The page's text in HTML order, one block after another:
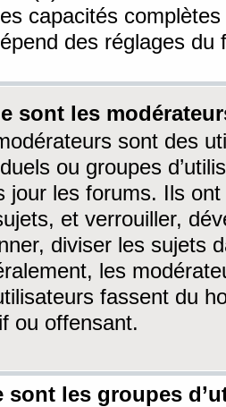
capacités
des réglages du
sont les
sont des
ou groupes
jour les forums. Ils ont
et verrouiller,
diviser les sujets
les
fassent du
ou offensant.
sont les groupes